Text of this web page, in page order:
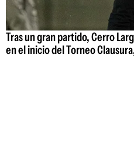
Tras un gran partido, Cerro
en el inicio del Torneo